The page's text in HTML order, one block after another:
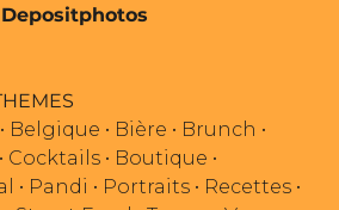
Depositphotos
• Belgique • Bière • Brunch •
• Cocktails • Boutique •
• Pandi • Portraits • Recettes •